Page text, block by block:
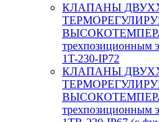
КЛАПАНЫ
трехпозиционным
1T-230-IP72
КЛАПАНЫ
трехпозиционным